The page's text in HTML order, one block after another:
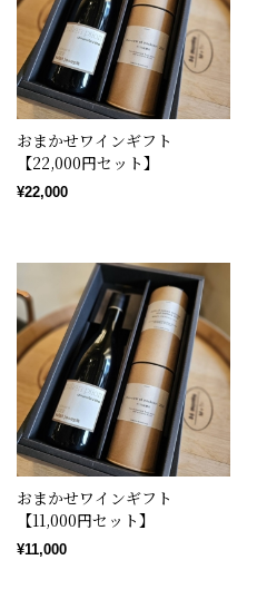
おまかせワインギフト
【22,000円セット】
¥22,000
おまかせワインギフト
【11,000円セット】
¥11,000